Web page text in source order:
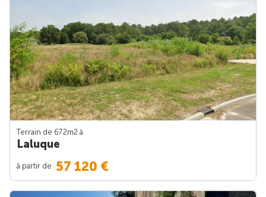
Terrain de 672m2 à
Laluque
à partir de 57 120 €